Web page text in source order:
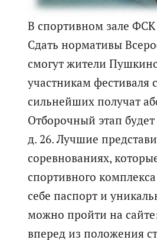
В спортивном зале
Сдать нормативы
смогут жители
участникам фестиваля
сильнейших получат
Отборочный этап
д. 26. Лучшие
соревнованиях,
спортивного
себе паспорт и
можно пройти на
вперед из положения